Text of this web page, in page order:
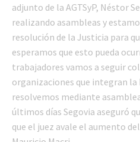
adjunto de la AGTSyP, Néstor
realizando asambleas y
resolución de la Justicia para
esperamos que esto pueda
trabajadores vamos a seguir
organizaciones que integran
resolvemos mediante
últimos días Segovia aseguró
que el juez avale el aumento